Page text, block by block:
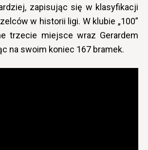
zapisując się w klasyfikacji
w historii ligi. W klubie „100”
trzecie miejsce wraz Gerardem
na swoim koniec 167 bramek.